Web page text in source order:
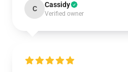
C Cassidy
Verified owner